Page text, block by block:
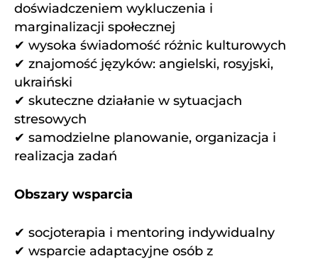
doświadczeniem wykluczenia i
marginalizacji społecznej
✔ wysoka świadomość różnic kulturowych
✔ znajomość języków: angielski, rosyjski,
ukraiński
✔ skuteczne działanie w sytuacjach
stresowych
✔ samodzielne planowanie, organizacja i
realizacja zadań
Obszary wsparcia
✔ socjoterapia i mentoring indywidualny
✔ wsparcie adaptacyjne osób z